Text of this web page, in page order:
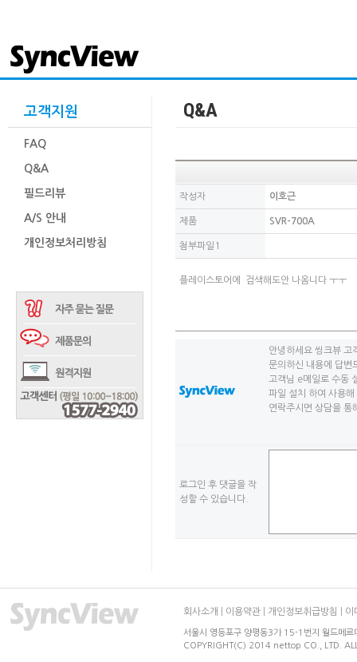
고객지원
FAQ
Q&A
필드리뷰
A/S 안내
개인정보처리방침
Q&A
작성자 이호근
제품 SVR-700A
첨부파일1
플레이스토어에 검색해도안 나옴니다 ㅜㅜ
안녕하세요 씽크뷰 고
문의하신 내용에 답변
고객님 e메일로 수동
파일 설치 하여 사용
연락주시면 상담을 통
로그인 후 댓글을 작
성할 수 있습니다.
회사소개 이용약관 개인정보취급방침 이
서울시 영등포구 양평동3가 15-1번지 월드메
COPYRIGHT(C) 2014 nettop CO., LTD. ALL